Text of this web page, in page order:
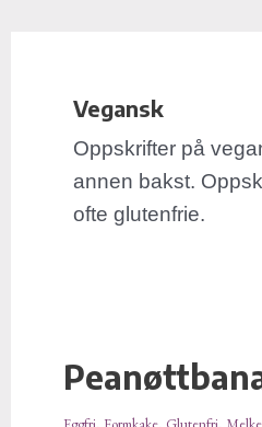
innholdetVegansk
Oppskrifter på
annen bakst.
ofte glutenfrie.
Peanøttbananbrød